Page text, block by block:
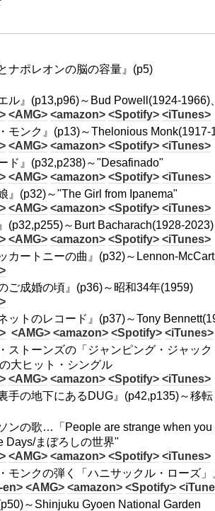
ナポレオンの脳の容量』(p5)
ル』(p13,p96)～Bud Powell(1924-1966)
<AMG> <amazon> <Spotify> <iTunes>
モンク』(p13)～Thelonious Monk(1917-
<AMG> <amazon> <Spotify> <iTunes>
ド』(p32,p238)～"Desafinado"
<AMG> <amazon> <Spotify> <iTunes>
』(p32)～"The Girl from Ipanema"
<AMG> <amazon> <Spotify> <iTunes>
(p32,p255)～Burt Bacharach(1928-2023)
<AMG> <amazon> <Spotify> <iTunes>
カートニーの曲』(p32)～Lennon-
ご成婚の頃』(p36)～昭和34年(1959)
ットのレコード』(p37)～Tony
<AMG> <amazon> <Spotify> <iTunes>
ストーンズの「ジャンピング・ジャッ
大ヒット・シングル
<AMG> <amazon> <Spotify> <iTunes>
手の地下にあるDUG』(p42,p135)～移
ンの歌…「People are strange when
Days/まぼろしの世界"
<AMG> <amazon> <Spotify> <iTunes>
モンクの弾く「ハニサックル・ローズ
en> <AMG> <amazon> <Spotify>
～Shinjuku Gyoen National Garden